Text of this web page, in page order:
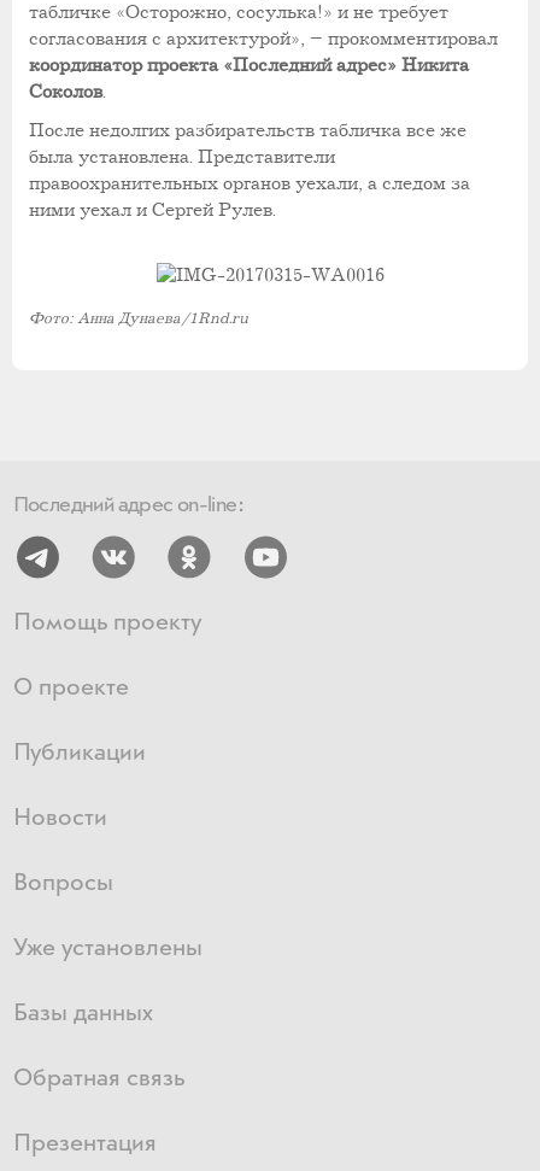
табличке «Осторожно, сосулька!» и не требует
согласования с архитектурой», – прокомментировал
координатор проекта «Последний адрес» Никита
Соколов.
После недолгих разбирательств табличка все же
была установлена. Представители
правоохранительных органов уехали, а следом за
ними уехал и Сергей Рулев.
Фото: Анна Дунаева/1Rnd.ru
Последний адрес on-line:
Помощь проекту
О проекте
Публикации
Новости
Вопросы
Уже установлены
Базы данных
Обратная связь
Презентация